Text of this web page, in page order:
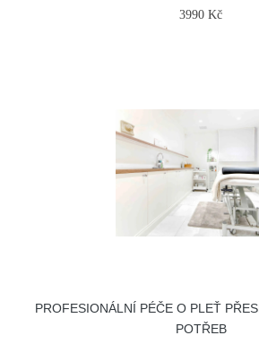
3990 Kč
PROFESIONÁLNÍ PÉČE O PLEŤ
POTŘEB